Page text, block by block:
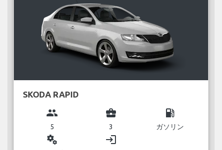
SKODA RAPID
group
5
business_center
3
local_gas_station
ガソリン
miscellaneous_services login